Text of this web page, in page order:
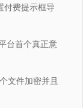
付费提示框导
台首个真正意
个文件加密并且